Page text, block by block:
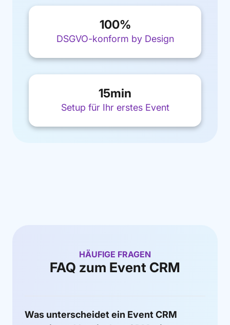
100%
DSGVO-konform by Design
15min
Setup für Ihr erstes Event
HÄUFIGE FRAGEN
FAQ zum Event CRM
Was unterscheidet ein Event CRM